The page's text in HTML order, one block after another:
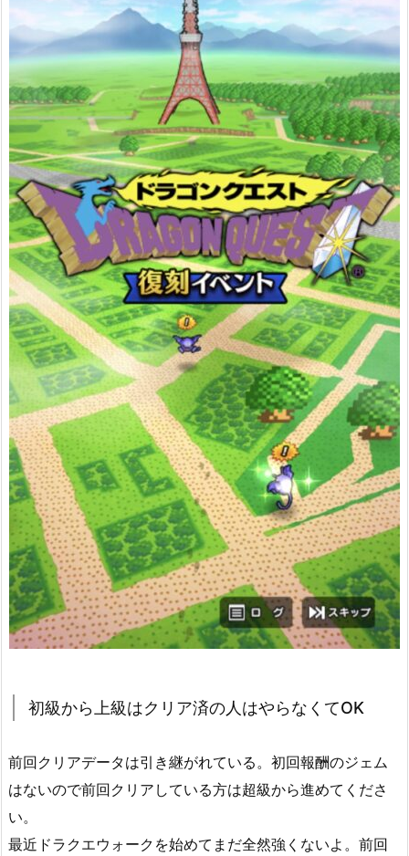
初級から上級はクリア済の人はやらなくてOK
前回クリアデータは引き継がれている。初回報酬のジェム
はないので前回クリアしている方は超級から進めてくださ
い。
最近ドラクエウォークを始めてまだ全然強くないよ。前回